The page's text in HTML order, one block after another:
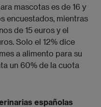
mascotas es de 16 y
encuestados, mientras
de 15 euros y el
Solo el 12% dice
a alimento para su
un 60% de la cuota
españolas